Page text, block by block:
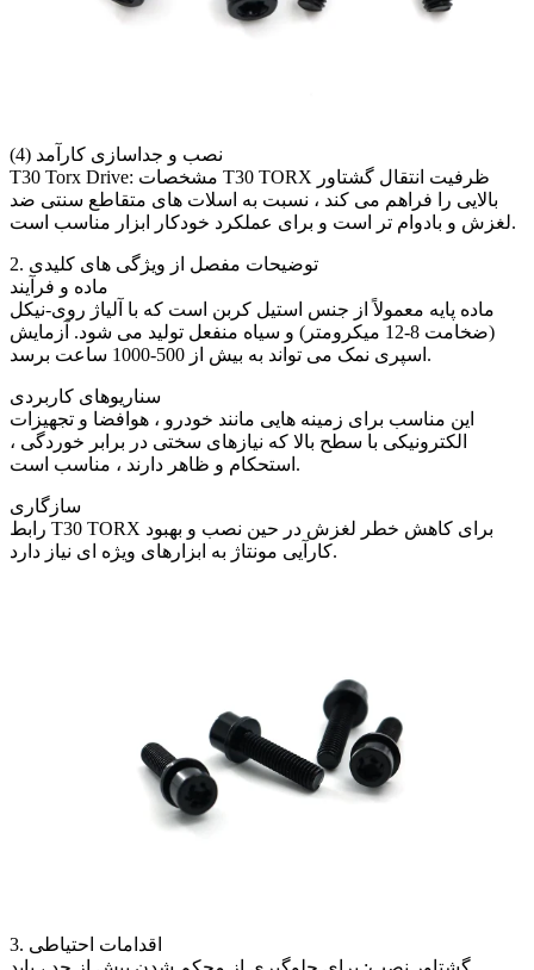
(4) نصب و جداسازی کارآمد
T30 Torx Drive: مشخصات T30 TORX ظرفیت انتقال گشتاور
بالایی را فراهم می کند ، نسبت به اسلات های متقاطع سنتی ضد
لغزش و بادوام تر است و برای عملکرد خودکار ابزار مناسب است.
2. توضیحات مفصل از ویژگی های کلیدی
ماده و فرآیند
ماده پایه معمولاً از جنس استیل کربن است که با آلیاژ روی-نیکل
(ضخامت 8-12 میکرومتر) و سیاه منفعل تولید می شود. آزمایش
اسپری نمک می تواند به بیش از 500-1000 ساعت برسد.
سناریوهای کاربردی
این مناسب برای زمینه هایی مانند خودرو ، هوافضا و تجهیزات
الکترونیکی با سطح بالا که نیازهای سختی در برابر خوردگی ،
استحکام و ظاهر دارند ، مناسب است.
سازگاری
رابط T30 TORX برای کاهش خطر لغزش در حین نصب و بهبود
کارآیی مونتاژ به ابزارهای ویژه ای نیاز دارد.
3. اقدامات احتیاطی